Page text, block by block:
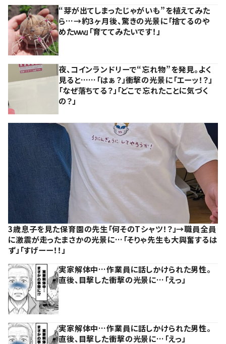
“芽が出てしまったじゃがいも”を植えてみた
ら…→約3ヶ月後、驚きの光景に「捨てるのや
めたｗｗ」「育ててみたいです！」
夜、コインランドリーで“忘れ物”を発見。よく
見ると……「はぁ？」衝撃の光景に「エーッ！？」
「なぜ落ちてる？」「どこで忘れたことに気づく
の？」
3歳息子を見た保育園の先生「何そのTシャツ！？」→職員全員
に激震が走ったまさかの光景に…「そりゃ先生も大興奮するは
ず」「すげーー！！」
実家解体中…作業員に話しかけられた男性。
直後、目撃した衝撃の光景に…「えっ」
実家解体中…作業員に話しかけられた男性。
直後、目撃した衝撃の光景に…「えっ」